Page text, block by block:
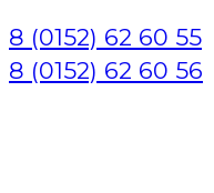
8 (0152) 62 60 55
8 (0152) 62 60 56